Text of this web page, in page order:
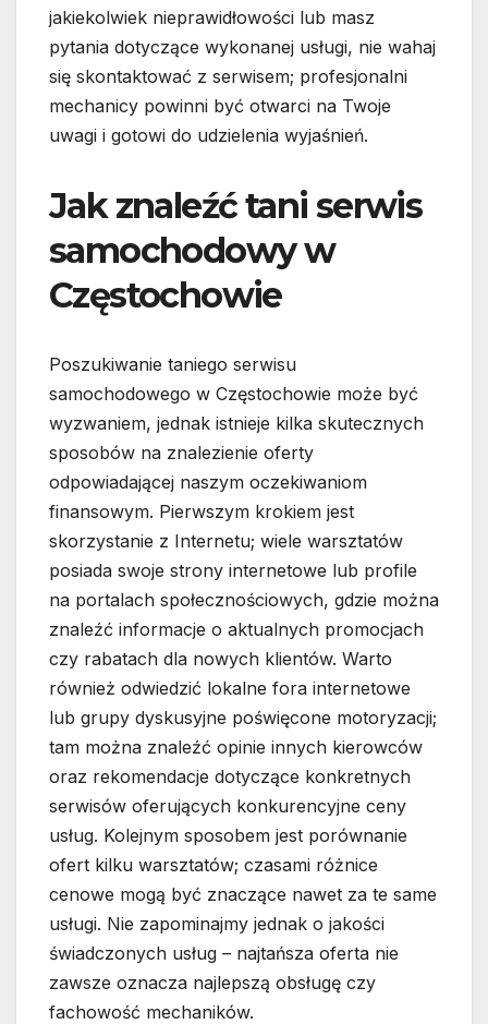
jakiekolwiek nieprawidłowości lub masz
pytania dotyczące wykonanej usługi, nie wahaj
się skontaktować z serwisem; profesjonalni
mechanicy powinni być otwarci na Twoje
uwagi i gotowi do udzielenia wyjaśnień.
Jak znaleźć tani serwis
samochodowy w
Częstochowie
Poszukiwanie taniego serwisu
samochodowego w Częstochowie może być
wyzwaniem, jednak istnieje kilka skutecznych
sposobów na znalezienie oferty
odpowiadającej naszym oczekiwaniom
finansowym. Pierwszym krokiem jest
skorzystanie z Internetu; wiele warsztatów
posiada swoje strony internetowe lub profile
na portalach społecznościowych, gdzie można
znaleźć informacje o aktualnych promocjach
czy rabatach dla nowych klientów. Warto
również odwiedzić lokalne fora internetowe
lub grupy dyskusyjne poświęcone motoryzacji;
tam można znaleźć opinie innych kierowców
oraz rekomendacje dotyczące konkretnych
serwisów oferujących konkurencyjne ceny
usług. Kolejnym sposobem jest porównanie
ofert kilku warsztatów; czasami różnice
cenowe mogą być znaczące nawet za te same
usługi. Nie zapominajmy jednak o jakości
świadczonych usług – najtańsza oferta nie
zawsze oznacza najlepszą obsługę czy
fachowość mechaników.